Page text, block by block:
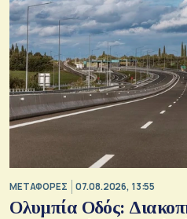
ΜΕΤΑΦΟΡΕΣ 07.08.2026, 13:55
Ολυμπία Οδός: